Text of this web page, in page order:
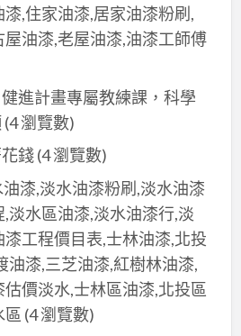
,住家油漆,居家油漆粉刷,
油漆,老屋油漆,油漆工師傅
進計畫專屬教練課，科學
(4 瀏覽數)
錢(4 瀏覽數)
油漆,淡水油漆粉刷,淡水油漆
淡水區油漆,淡水油漆行,淡
工程價目表,士林油漆,北投
油漆,三芝油漆,紅樹林油漆,
價淡水,士林區油漆,北投區
區 (4 瀏覽數)